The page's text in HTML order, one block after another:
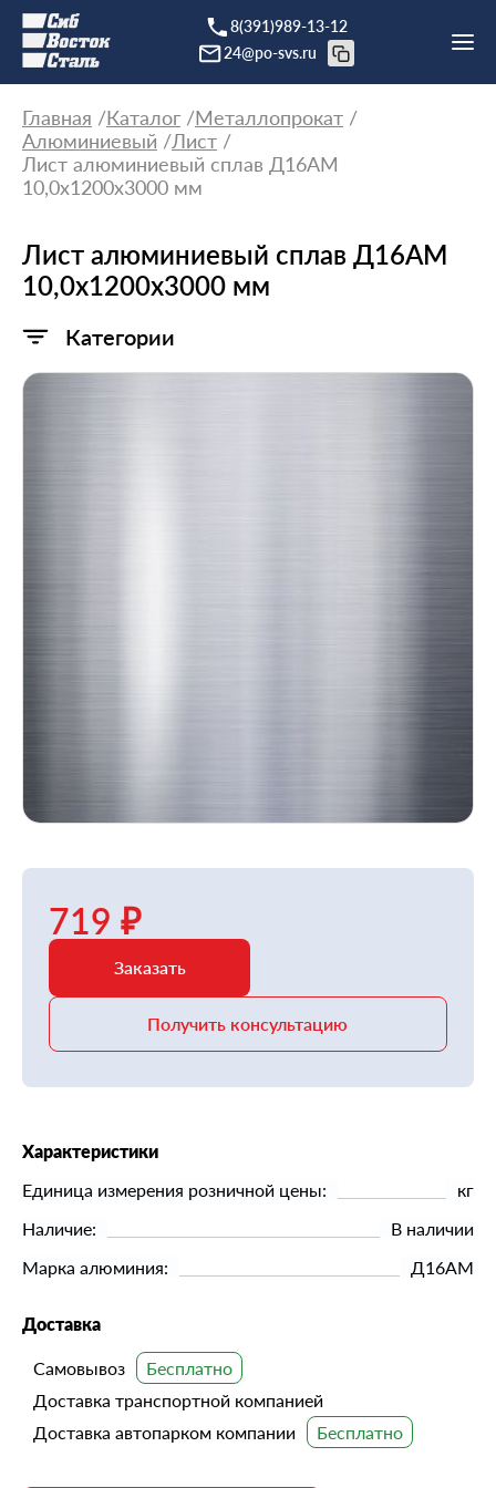
8(391)989-13-12
24@po-svs.ru
Главная Каталог
Металлопрокат
Алюминиевый
Лист
Лист алюминиевый сплав Д16АМ
10,0х1200х3000 мм
Лист алюминиевый сплав Д16АМ
10,0х1200х3000 мм
Категории
719 ₽
Заказать
Получить консультацию
Характеристики
Единица измерения розничной цены:
кг
Наличие:
В наличии
Марка алюминия:
Д16АМ
Доставка
Самовывоз
Доставка транспортной компанией
Доставка автопарком компании